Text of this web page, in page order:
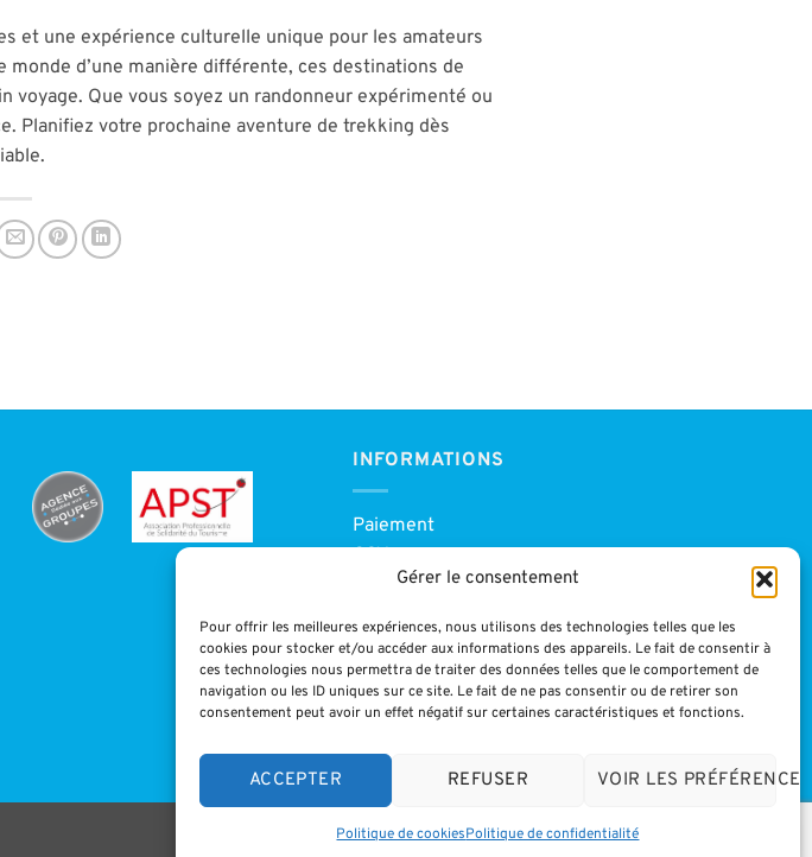
Gérer le consentement
Pour offrir les meilleures expériences, nous utilisons des technologies telles que les
cookies pour stocker et/ou accéder aux informations des appareils. Le fait de consentir à
ces technologies nous permettra de traiter des données telles que le comportement de
navigation ou les ID uniques sur ce site. Le fait de ne pas consentir ou de retirer son
consentement peut avoir un effet négatif sur certaines caractéristiques et fonctions.
ACCEPTER REFUSER VOIR LES PRÉFÉRENCES
Politique de cookiesPolitique de confidentialité
et une expérience culturelle unique pour les amateurs
monde d’une manière différente, ces destinations de
Que vous soyez un randonneur expérimenté ou
Planifiez votre prochaine aventure de trekking dès
INFORMATIONS
Paiement
CGV
Visa MasterCard
04 42 70 82 62